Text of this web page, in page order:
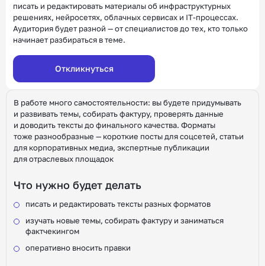
писать и редактировать материалы об инфраструктурных
решениях, нейросетях, облачных сервисах и IT-процессах.
Аудитория будет разной — от специалистов до тех, кто только
начинает разбираться в теме.
Откликнуться
В работе много самостоятельности: вы будете придумывать
и развивать темы, собирать фактуру, проверять данные
и доводить тексты до финального качества. Форматы
тоже разнообразные — короткие посты для соцсетей, статьи
для корпоративных медиа, экспертные публикации
для отраслевых площадок
Что нужно будет делать
писать и редактировать тексты разных форматов
изучать новые темы, собирать фактуру и заниматься
фактчекингом
оперативно вносить правки